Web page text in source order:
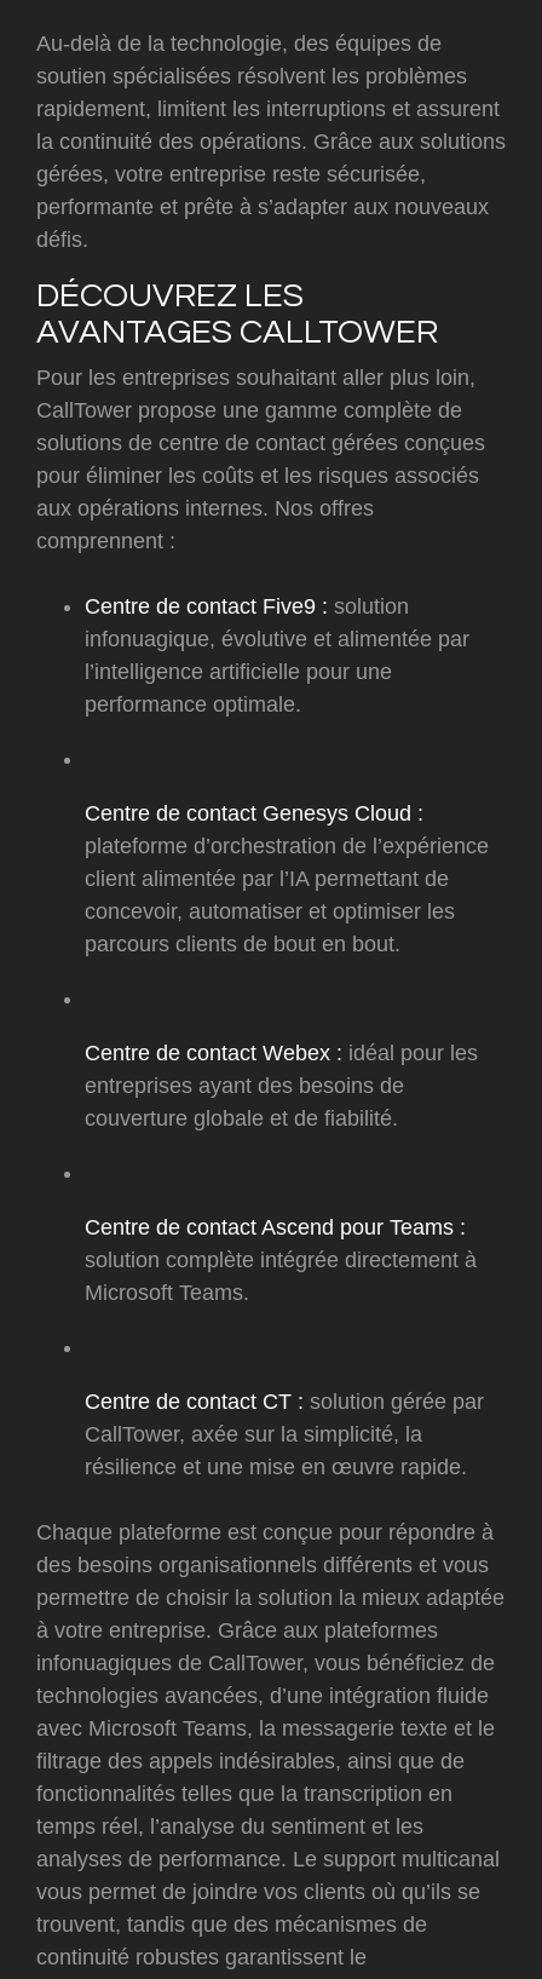
Au-delà de la technologie, des équipes de
soutien spécialisées résolvent les problèmes
rapidement, limitent les interruptions et assurent
la continuité des opérations. Grâce aux solutions
gérées, votre entreprise reste sécurisée,
performante et prête à s’adapter aux nouveaux
défis.
DÉCOUVREZ LES
AVANTAGES CALLTOWER
Pour les entreprises souhaitant aller plus loin,
CallTower propose une gamme complète de
solutions de centre de contact gérées conçues
pour éliminer les coûts et les risques associés
aux opérations internes. Nos offres
comprennent :
Centre de contact Five9 : solution
infonuagique, évolutive et alimentée par
l’intelligence artificielle pour une
performance optimale.
Centre de contact Genesys Cloud :
plateforme d’orchestration de l’expérience
client alimentée par l’IA permettant de
concevoir, automatiser et optimiser les
parcours clients de bout en bout.
Centre de contact Webex : idéal pour les
entreprises ayant des besoins de
couverture globale et de fiabilité.
Centre de contact Ascend pour Teams :
solution complète intégrée directement à
Microsoft Teams.
Centre de contact CT : solution gérée par
CallTower, axée sur la simplicité, la
résilience et une mise en œuvre rapide.
Chaque plateforme est conçue pour répondre à
des besoins organisationnels différents et vous
permettre de choisir la solution la mieux adaptée
à votre entreprise. Grâce aux plateformes
infonuagiques de CallTower, vous bénéficiez de
technologies avancées, d’une intégration fluide
avec Microsoft Teams, la messagerie texte et le
filtrage des appels indésirables, ainsi que de
fonctionnalités telles que la transcription en
temps réel, l’analyse du sentiment et les
analyses de performance. Le support multicanal
vous permet de joindre vos clients où qu’ils se
trouvent, tandis que des mécanismes de
continuité robustes garantissent le